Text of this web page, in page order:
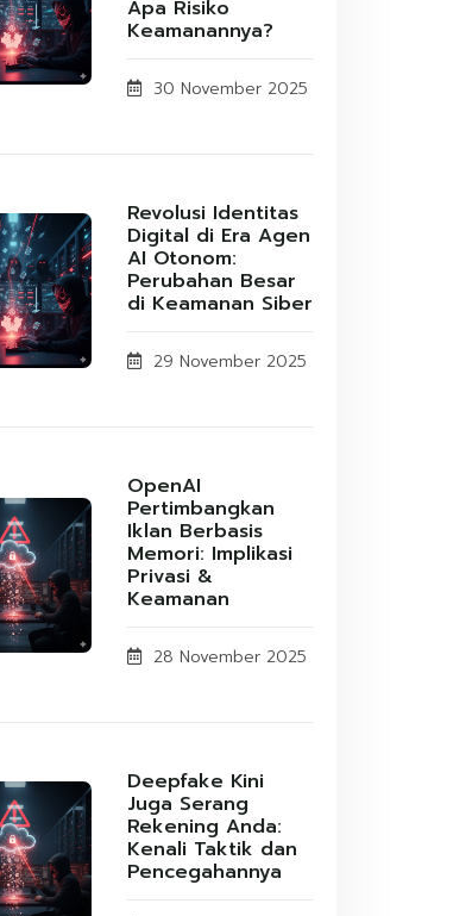
Apa Risiko
Keamanannya?
30 November 2025
Revolusi Identitas
Digital di Era Agen
AI Otonom:
Perubahan Besar
di Keamanan Siber
29 November 2025
OpenAI
Pertimbangkan
Iklan Berbasis
Memori: Implikasi
Privasi &
Keamanan
28 November 2025
Deepfake Kini
Juga Serang
Rekening Anda:
Kenali Taktik dan
Pencegahannya